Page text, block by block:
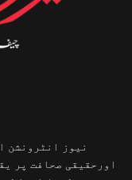
نیوز انٹرونشن
اورحقیقی صحافت پر